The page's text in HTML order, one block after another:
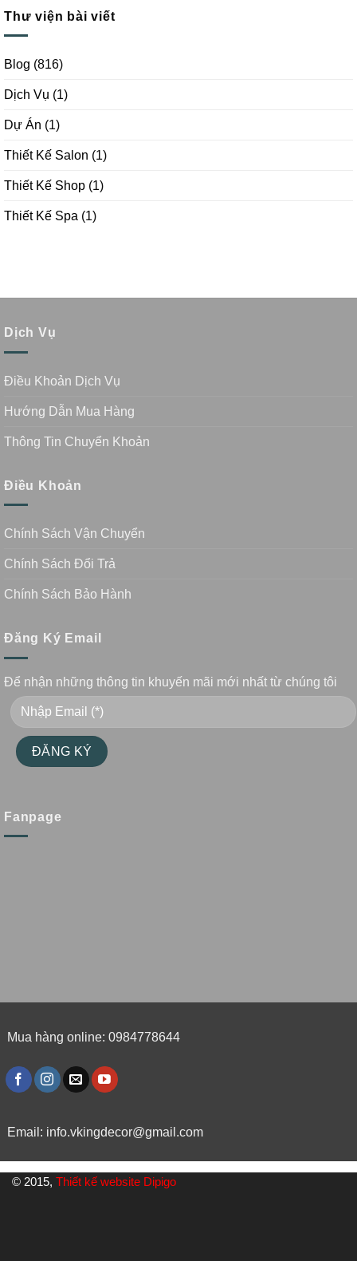
Thư viện bài viết
Blog (816)
Dịch Vụ (1)
Dự Án (1)
Thiết Kế Salon (1)
Thiết Kế Shop (1)
Thiết Kế Spa (1)
Dịch Vụ
Điều Khoản Dịch Vụ
Hướng Dẫn Mua Hàng
Thông Tin Chuyển Khoản
Điều Khoản
Chính Sách Vận Chuyển
Chính Sách Đổi Trả
Chính Sách Bảo Hành
Đăng Ký Email
Để nhận những thông tin khuyến mãi mới nhất từ chúng tôi
Fanpage
Mua hàng online: 0984778644
Email: info.vkingdecor@gmail.com
© 2015, Thiết kế website Dipigo